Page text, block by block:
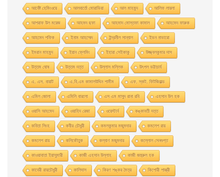
আর্নেষ্ট হেমিংওয়ে আলবার্তো মােরাভিয়া আল মাহমুদ আলিফ লায়লা
আশরাফ উল ময়েজ আহমদ ছফা আহমাদ মোস্তফা কামাল আহমেদ ফারুক
আহমেদ শফিক ইনাম আহম্মেদ ইন্দ্রনীল সান্যাল ইভন নাভারাে
ইমরান মাহমুদ ইয়ান ফ্লেমিং ইহারা সেইকাকু উজ্জ্বলকুমার দাস
উত্তম ঘােষ উত্তম দত্ত উল্লাস মল্লিক উৎপল ভট্টাচার্য
এ. এস. বায়াট এ.বি.এম কামালউদ্দিন শামীম এফ. স্কট. ফিটজিরাল্ড
এমিল জোলা এমিলি বারলো এস এম মাসুদ রানা রবি এহসান উল হক
ওয়াসি আহমেদ ওয়াহিদ রেজা ওয়েস্টার্ন কঙ্কাবতী দত্ত
কবিতা সিংহ কবীর চৌধুরী কমলকুমার মজুমদার কমলেশ রায়
কমলেশ রায় কলিকৌতুক কল্যাণ মজুমদার কল্লোল সেনগুপ্ত
কাওয়াবাতা ইয়াসুমারী কাজী এহসান উল্লাহ কাজী জহুরুল হক
কাবেরী রায়চৌধুরী কালিদাস কিরণ শঙ্কর মৈত্র কিশোরী শাস্ত্রী